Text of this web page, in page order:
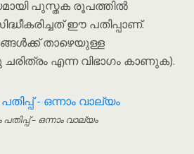
പുസ്തക രൂപത്തിൽ
ഈ പതിപ്പാണ്.
താഴെയുള്ള
എന്ന വിഭാഗം കാണുക).
പതിപ്പ് – ഒന്നാം വാല്യം